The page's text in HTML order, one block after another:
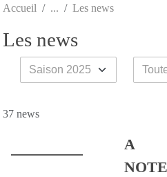
Accueil Les news
Les news
37 news
A